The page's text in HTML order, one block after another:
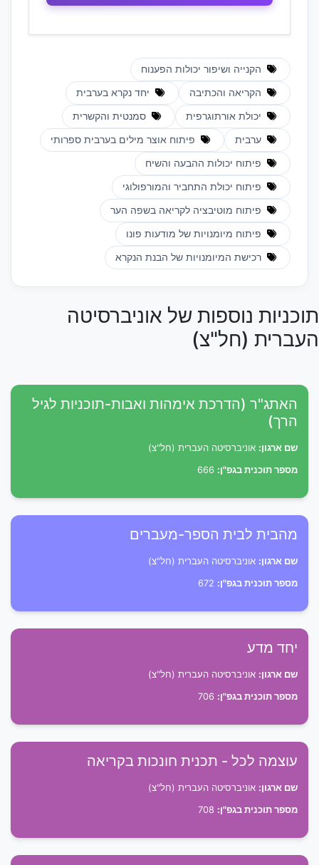
הקנייה ושיפור יכולות הפענוח
הקריאה והכתיבה יחד נקרא בערבית
יכולת אורתוגרפית סמנטית והקשרית
ערבית פיתוח אוצר מילים בערבית ספרותי
פיתוח יכולות ההבעה והשיח
פיתוח יכולת התחביר והמורפולוגי
פיתוח מוטיבציה לקריאה בשפה הער
פיתוח מיומנויות של מודעות פונו
רכישת המיומנויות של הבנת הנקרא
תוכניות נוספות של אוניברסיטה
העברית (חל"צ)
האתג"ר (הדרכת אימהות ואבות-תוכניות לגיל
הרך)
שם ארגון: אוניברסיטה העברית (חל"צ)
מספר תוכנית בגפ"ן:
מהבית לבית הספר-מעברים
שם ארגון: אוניברסיטה העברית (חל"צ)
מספר תוכנית בגפ"ן:
יחד מדע
שם ארגון: אוניברסיטה העברית (חל"צ)
מספר תוכנית בגפ"ן:
עוצמה לכל - תכנית חונכות בקריאה
שם ארגון: אוניברסיטה העברית (חל"צ)
מספר תוכנית בגפ"ן: